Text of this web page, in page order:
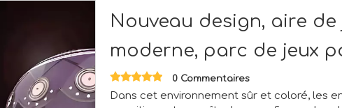
Nouveau design, aire
moderne, parc de jeux
0 Commentaires
Dans cet environnement sûr et coloré, les